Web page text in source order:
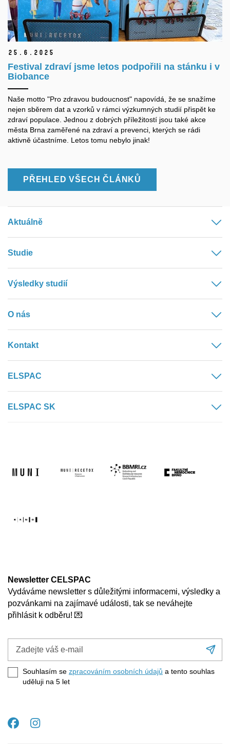
25. 6. 2025
Festival zdraví jsme letos podpořili na stánku i v
Biobance
Naše motto "Pro zdravou budoucnost" napovídá, že se snažíme
nejen sběrem dat a vzorků v rámci výzkumných studií přispět ke
zdraví populace. Jednou z dobrých příležitostí jsou také akce
města Brna zaměřené na zdraví a prevenci, kterých se rádi
aktivně účastníme. Letos tomu nebylo jinak!
PŘEHLED VŠECH ČLÁNKŮ
Aktuálně
Studie
Výsledky studií
O nás
Kontakt
ELSPAC
ELSPAC SK
Newsletter CELSPAC
Vydáváme newsletter s důležitými informacemi, výsledky a
pozvánkami na zajímavé události, tak se neváhejte
přihlásit k odběru! 💌
e-
mail
Souhlasím se zpracováním osobních údajů a tento souhlas
uděluji na 5 let
Facebook
Instagram